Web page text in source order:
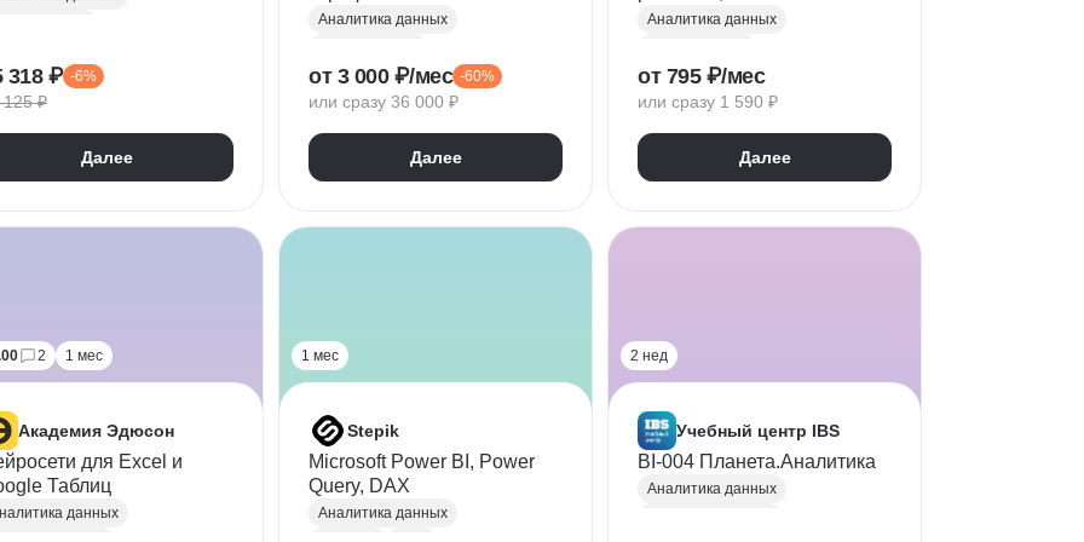
Query
ПО
Office
318 ₽ -6%
125 ₽
Далее
Аналитика данных
Excel для экономистов
Визуализация
Математическая статистика
1С:Бухгалтерия
от 3 000 ₽/мес -60%
или сразу 36 000 ₽
Далее
прогнозирование
Аналитика данных
Прогнозирование
Прикладное ПО
от 795 ₽/мес
или сразу 1 590 ₽
Далее
2 1 мес
Академия Эдюсон
для Excel и
Таблиц
данных
1 мес
Stepik
Microsoft Power BI, Power
Query, DAX
Аналитика данных
2 нед
Учебный центр IBS
BI-004 Планета.Аналитика
Аналитика данных